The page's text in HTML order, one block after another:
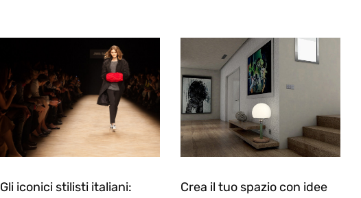
Gli iconici stilisti italiani:
Crea il tuo spazio con idee